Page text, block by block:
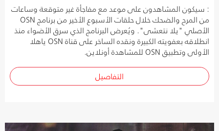
: سيكون المشاهدون على موعد مع مفاجأة غير متوقعة وساعات
من المرح والضحك خلال حلقات الأسبوع الأخير من برنامج OSN
الأصلي "يلا نتعشى". ويُعرض البرنامج الذي سرق الأضواء منذ
انطلاقه بعفويته الكبيرة ونقده الساخر على قناة OSN ياهلا
الأولى وتطبيق OSN للمشاهدة أونلاين.
التفاصيل